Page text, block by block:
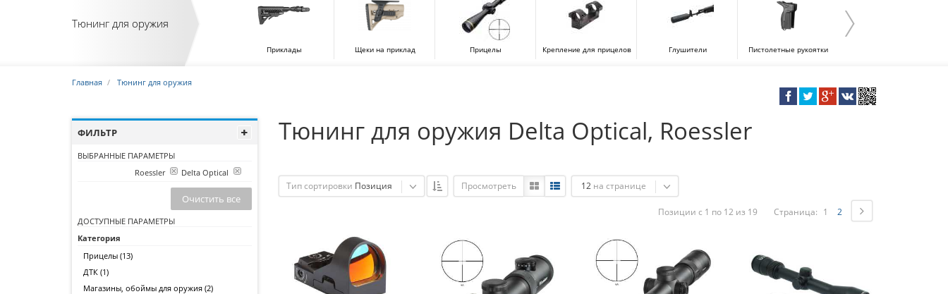
Тюнинг для оружия
Приклады Щеки на приклад Прицелы Крепление для прицелов Глушители Пистолетные рукоятки
Главная Тюнинг для оружия
ФИЛЬТР
ВЫБРАННЫЕ ПАРАМЕТРЫ
Roessler Delta Optical
Очистить все
ДОСТУПНЫЕ ПАРАМЕТРЫ
Категория
Прицелы (13)
ДТК (1)
Магазины, обоймы для оружия (2)
Тюнинг для оружия Delta Optical, Roessler
Тип сортировки Позиция Просмотреть 12 на странице
Позиции с 1 по 12 из 19 Страница: 1 2